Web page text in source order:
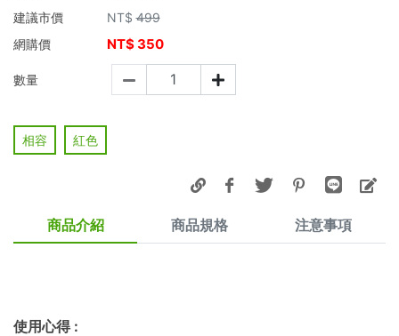
建議市價
NT$ 499
網購價
NT$350
數量
相容 紅色
商品介紹 商品規格 注意事項
使用心得: